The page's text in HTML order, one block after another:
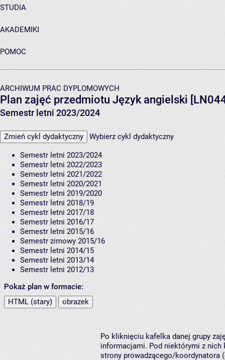
STUDIA
AKADEMIKI
POMOC
ARCHIWUM PRAC DYPLOMOWYCH
Plan zajęć przedmiotu Język angielski
Semestr letni 2023/2024
Zmień cykl dydaktyczny Wybierz cykl dydaktyczny
Semestr letni 2023/2024
Semestr letni 2022/2023
Semestr letni 2021/2022
Semestr letni 2020/2021
Semestr letni 2019/2020
Semestr letni 2018/19
Semestr letni 2017/18
Semestr letni 2016/17
Semestr letni 2015/16
Semestr zimowy 2015/16
Semestr letni 2014/15
Semestr letni 2013/14
Semestr letni 2012/13
Pokaż plan w formacie:
HTML (stary)
obrazek
Po kliknięciu kafelka danej grupy
informacjami. Pod niektórymi z nich
strony prowadzącego/koordynatora